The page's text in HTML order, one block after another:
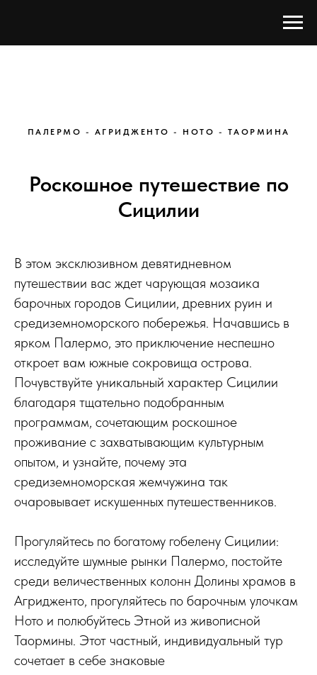
ПАЛЕРМО - АГРИДЖЕНТО - НОТО - ТАОРМИНА
Роскошное путешествие по
Сицилии
В этом эксклюзивном девятидневном
путешествии вас ждет чарующая мозаика
барочных городов Сицилии, древних руин и
средиземноморского побережья. Начавшись в
ярком Палермо, это приключение неспешно
откроет вам южные сокровища острова.
Почувствуйте уникальный характер Сицилии
благодаря тщательно подобранным
программам, сочетающим роскошное
проживание с захватывающим культурным
опытом, и узнайте, почему эта
средиземноморская жемчужина так
очаровывает искушенных путешественников.
Прогуляйтесь по богатому гобелену Сицилии:
исследуйте шумные рынки Палермо, постойте
среди величественных колонн Долины храмов в
Агридженто, прогуляйтесь по барочным улочкам
Ното и полюбуйтесь Этной из живописной
Таормины. Этот частный, индивидуальный тур
сочетает в себе знаковые